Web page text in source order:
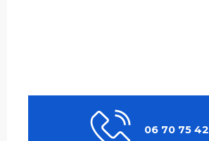
06 70 75 42